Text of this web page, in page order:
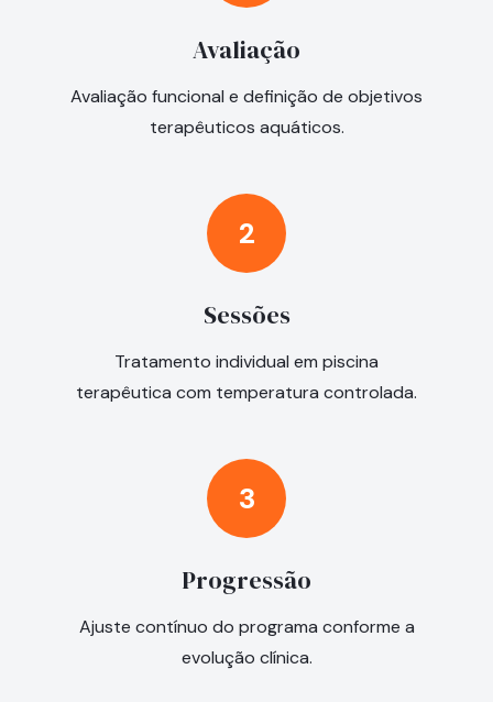
Avaliação
Avaliação funcional e definição de objetivos
terapêuticos aquáticos.
2
Sessões
Tratamento individual em piscina
terapêutica com temperatura controlada.
3
Progressão
Ajuste contínuo do programa conforme a
evolução clínica.